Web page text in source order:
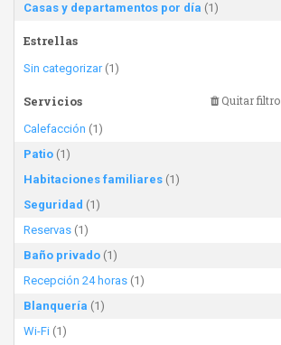
Casas y departamentos por día (1)
Estrellas
Sin categorizar(1)
Servicios Quitar filtro
Calefacción (1)
Patio (1)
Habitaciones familiares (1)
Seguridad (1)
Reservas (1)
Baño privado (1)
Recepción 24 horas (1)
Blanquería (1)
Wi-Fi (1)